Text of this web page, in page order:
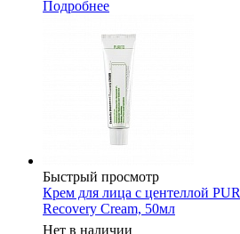
Подробнее
Быстрый просмотр
Крем для лица с центеллой
Recovery Cream, 50мл
Нет в наличии